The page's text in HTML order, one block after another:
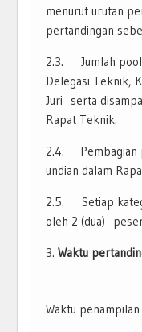
menurut urutan
pertandingan
2.3. Jumlah pool
Delegasi Teknik,
Juri serta
Rapat Teknik.
2.4. Pembagian
undian dalam
2.5. Setiap
oleh 2 (dua)
Waktu
Waktu